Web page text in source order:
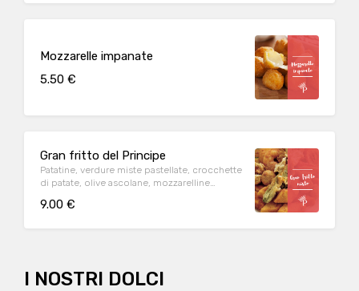
Mozzarelle impanate
5.50 €
Gran fritto del Principe
Patatine, verdure miste pastellate, crocchette
di patate, olive ascolane, mozzarelline
9.00 €
I NOSTRI DOLCI